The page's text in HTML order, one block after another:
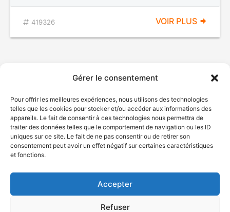
Gérer le consentement
Pour offrir les meilleures expériences, nous utilisons des technologies
telles que les cookies pour stocker et/ou accéder aux informations des
appareils. Le fait de consentir à ces technologies nous permettra de
traiter des données telles que le comportement de navigation ou les ID
uniques sur ce site. Le fait de ne pas consentir ou de retirer son
consentement peut avoir un effet négatif sur certaines caractéristiques
et fonctions.
Accepter
Refuser
419326 VOIR PLUS
© Gouvernement du Québec, 2026
Plan du site
Accessibilité
Accès à l'information
Déclaration de services